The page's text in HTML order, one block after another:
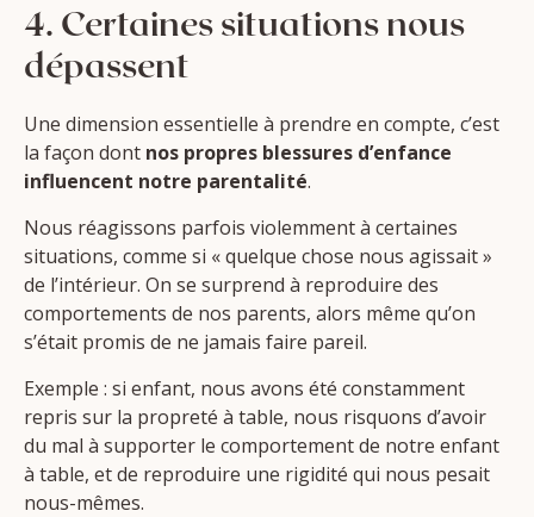
4. Certaines situations nous
dépassent
Une dimension essentielle à prendre en compte, c’est
la façon dont nos propres blessures d’enfance
influencent notre parentalité.
Nous réagissons parfois violemment à certaines
situations, comme si « quelque chose nous agissait »
de l’intérieur. On se surprend à reproduire des
comportements de nos parents, alors même qu’on
s’était promis de ne jamais faire pareil.
Exemple : si enfant, nous avons été constamment
repris sur la propreté à table, nous risquons d’avoir
du mal à supporter le comportement de notre enfant
à table, et de reproduire une rigidité qui nous pesait
nous-mêmes.